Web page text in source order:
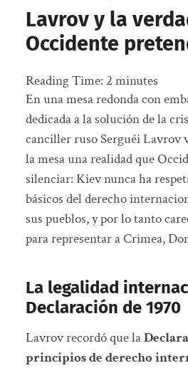
Lavrov y la
Occidente
Reading Time: 2 minutes
En una mesa redonda con
dedicada a la solución de la
canciller ruso Serguéi Lavrov
la mesa una realidad que
silenciar: Kiev nunca ha
básicos del derecho
sus pueblos, y por lo tanto
para representar a Crimea,
La legalidad
Declaración de 1970
Lavrov recordó que la
principios de derecho